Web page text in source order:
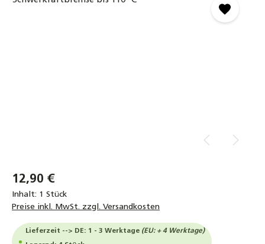
12,90 €
Inhalt: 1 Stück
Preise inkl. MwSt. zzgl. Versandkosten
Lieferzeit --> DE: 1 - 3 Werktage (EU: + 4 Werktage)